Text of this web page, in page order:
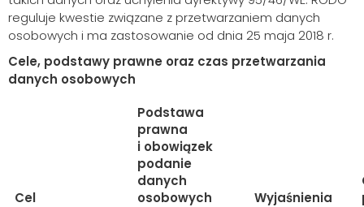
reguluje kwestie związane z przetwarzaniem danych
osobowych i ma zastosowanie od dnia 25 maja 2018 r.
Cele, podstawy prawne oraz czas przetwarzania
danych osobowych
Cel
Podstawa
prawna
i obowiązek
podanie
danych
osobowych
Wyjaśnienia